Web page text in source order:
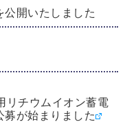
公開いたしました
リチウムイオン蓄電
募が始まりました